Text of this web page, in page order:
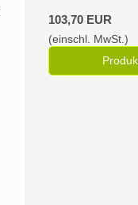
103,70 EUR
(einschl. MwSt.)